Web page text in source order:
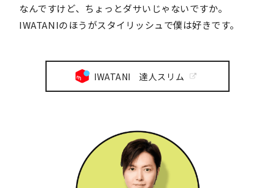
なんですけど、ちょっとダサいじゃないですか。
IWATANIのほうがスタイリッシュで僕は好きです。
IWATANI 達人スリム